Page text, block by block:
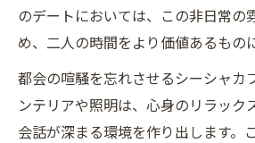
のデートにおいては、この非日常の
め、二人の時間をより価値あるもの
都会の喧騒を忘れさせるシーシャカ
ンテリアや照明は、心身のリラック
会話が深まる環境を作り出します。